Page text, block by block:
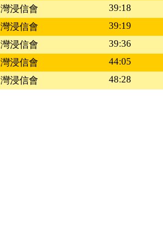
浸信會
39:18
浸信會
39:19
浸信會
39:36
浸信會
44:05
浸信會 48:28